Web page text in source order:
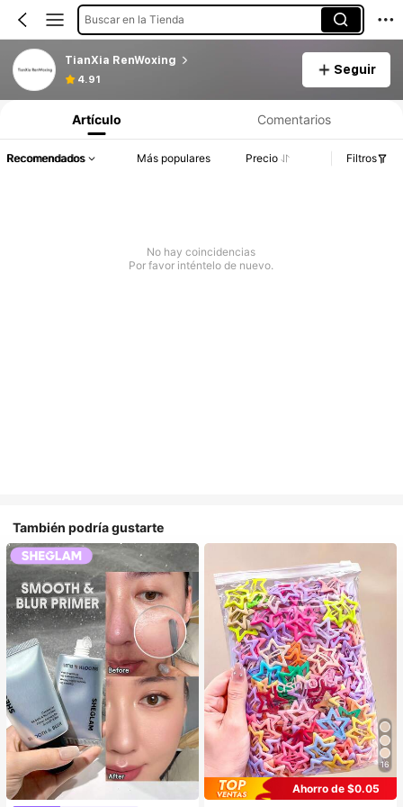
Buscar en la Tienda
TianXia RenWoxing
4.91
Seguir
Artículo Comentarios
Recomendados Más populares Precio Filtros
No hay coincidencias
Por favor inténtelo de nuevo.
También podría gustarte
16
Ahorro de $0.05